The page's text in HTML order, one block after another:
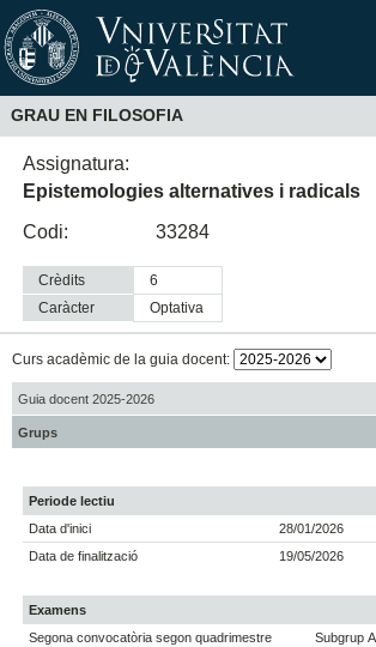
GRAU EN FILOSOFIA
Assignatura:
Epistemologies alternatives i radicals
Codi:
33284
Crèdits
6
Caràcter
optativa
Curs acadèmic de la guia docent:
Guia docent 2025-2026
Grups
Periode lectiu
Data d'inici
28/01/2026
Data de finalització
19/05/2026
Examens
Segona convocatòria segon quadrimestre
Subgrup